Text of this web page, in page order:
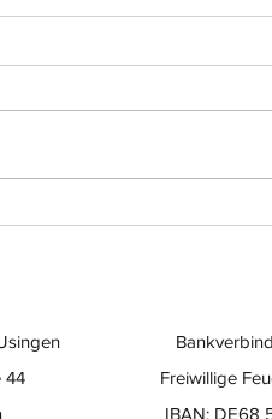
Freiwillige
IBAN: DE68
44